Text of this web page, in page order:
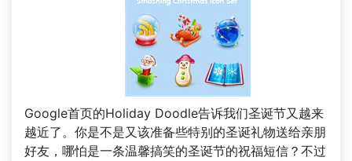
Google首页的Holiday Doodle告诉我们圣诞节又越来
越近了。你是不是又该准备些特别的圣诞礼物送给亲朋
好友，哪怕是一条温馨搞笑的圣诞节的祝福短信？不过